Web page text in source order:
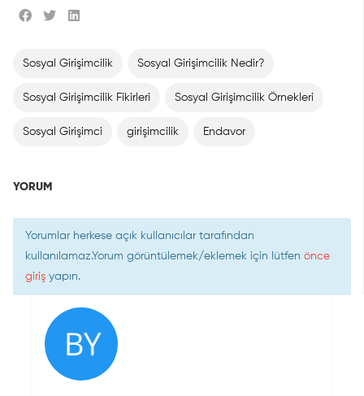
Sosyal Girişimcilik Sosyal Girişimcilik Nedir?
Sosyal Girişimcilik Fikirleri Sosyal Girişimcilik Örnekleri
Sosyal Girişimci girişimcilik Endavor
YORUM
Yorumlar herkese açık kullanıcılar tarafından
kullanılamaz.Yorum görüntülemek/eklemek için lütfen önce
giriş yapın.